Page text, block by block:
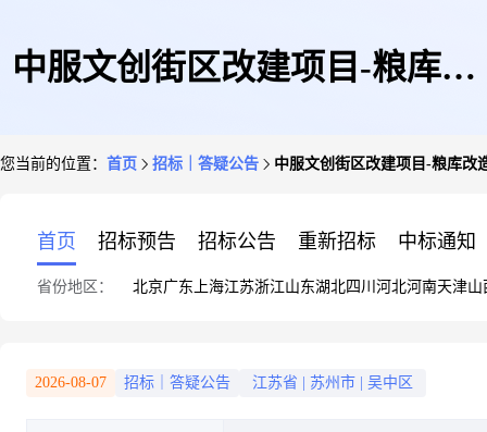
中服文创街区改建项目-粮库改
您当前的位置： 首页 招标｜答疑公告 中服文创街区改建项目-粮库改
首页 招标预告 招标公告 重新招标 中标通知
省份地区： 北京广东 上海江苏浙江山东湖北四川 河北河南天津山
2026-08-07 招标｜答疑公告 江苏省 苏州市 吴中区